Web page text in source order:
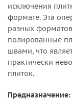
исключения
формате. Эта
разных
полированные
швами, что
практически
плиток.
Предназначение: